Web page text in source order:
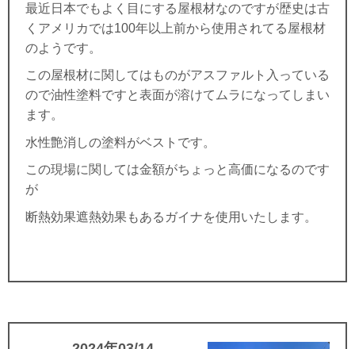
最近日本でもよく目にする屋根材なのですが歴史は古
くアメリカでは100年以上前から使用されてる屋根材
のようです。
この屋根材に関してはものがアスファルト入っている
ので油性塗料ですと表面が溶けてムラになってしまい
ます。
水性艶消しの塗料がベストです。
この現場に関しては金額がちょっと高価になるのです
が
断熱効果遮熱効果もあるガイナを使用いたします。